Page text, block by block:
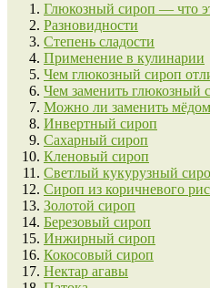
Глюкозный сироп — что
Разновидности
Степень сладости
Применение в кулинарии
Чем глюкозный сироп
Чем заменить глюкозный
Можно ли заменить мёдом
Инвертный сироп
Сахарный сироп
Кленовый сироп
Светлый кукурузный
Сироп из коричневого
Золотой сироп
Березовый сироп
Инжирный сироп
Кокосовый сироп
Нектар агавы